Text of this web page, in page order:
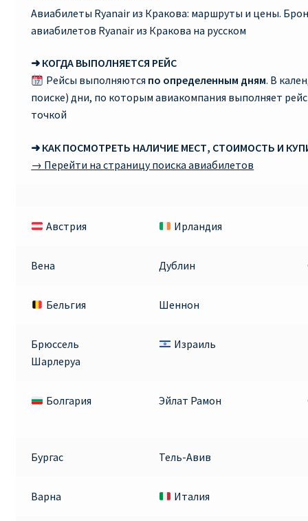
Авиабилеты Ryanair из Кракова: маршруты и цены.
авиабилетов Ryanair из Кракова на русском
➜ КОГДА ВЫПОЛНЯЕТСЯ РЕЙС
Рейсы выполняются по определенным дням. В
поиске) дни, по которым авиакомпания выполняет
точкой
➜ КАК ПОСМОТРЕТЬ НАЛИЧИЕ МЕСТ, СТОИМОСТЬ И
→ Перейти на страницу поиска авиабилетов
Австрия Ирландия
Вена Дублин
Бельгия Шеннон
Брюссель
Шарлеруа
Израиль
Болгария Эйлат Рамон
Бургас Тель-Авив
Варна Италия